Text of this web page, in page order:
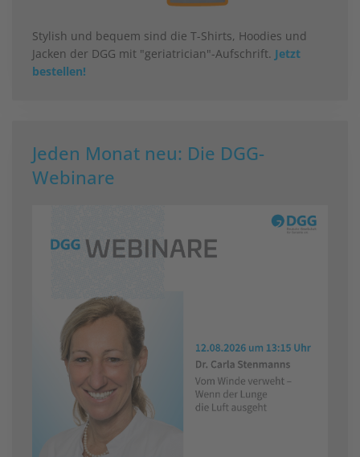
Stylish und bequem sind die T-Shirts, Hoodies und
Jacken der DGG mit "geriatrician"-Aufschrift. Jetzt
bestellen!
Jeden Monat neu: Die DGG-
Webinare